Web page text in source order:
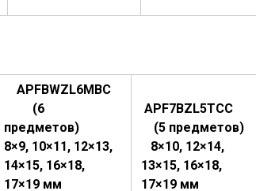
APFBWZL6MBC
(6
предметов)
8×9, 10×11, 12×13,
14×15, 16×18,
17×19 мм
APF7BZL5TCC
(5 предметов)
8×10, 12×14,
13×15, 16×18,
17×19 мм